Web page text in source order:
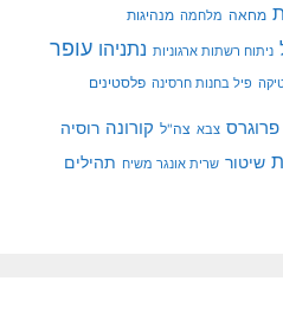
מחאה מלחמה מנהיגות
ניתוח רשתות ארגוניות נתניהו עופר
פיל בחנות חרסינה פלסטינים
פרוגרס צבא צה"ל קורונה רוסיה
שיטור שרית אונגר משיח תהילים